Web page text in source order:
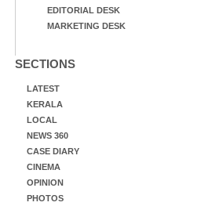
EDITORIAL DESK
MARKETING DESK
SECTIONS
LATEST
KERALA
LOCAL
NEWS 360
CASE DIARY
CINEMA
OPINION
PHOTOS